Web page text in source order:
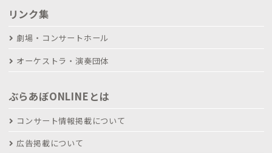
リンク集
劇場・コンサートホール
オーケストラ・演奏団体
ぶらあぼONLINEとは
コンサート情報掲載について
広告掲載について